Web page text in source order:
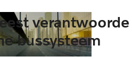
verantwoorde
bussysteem